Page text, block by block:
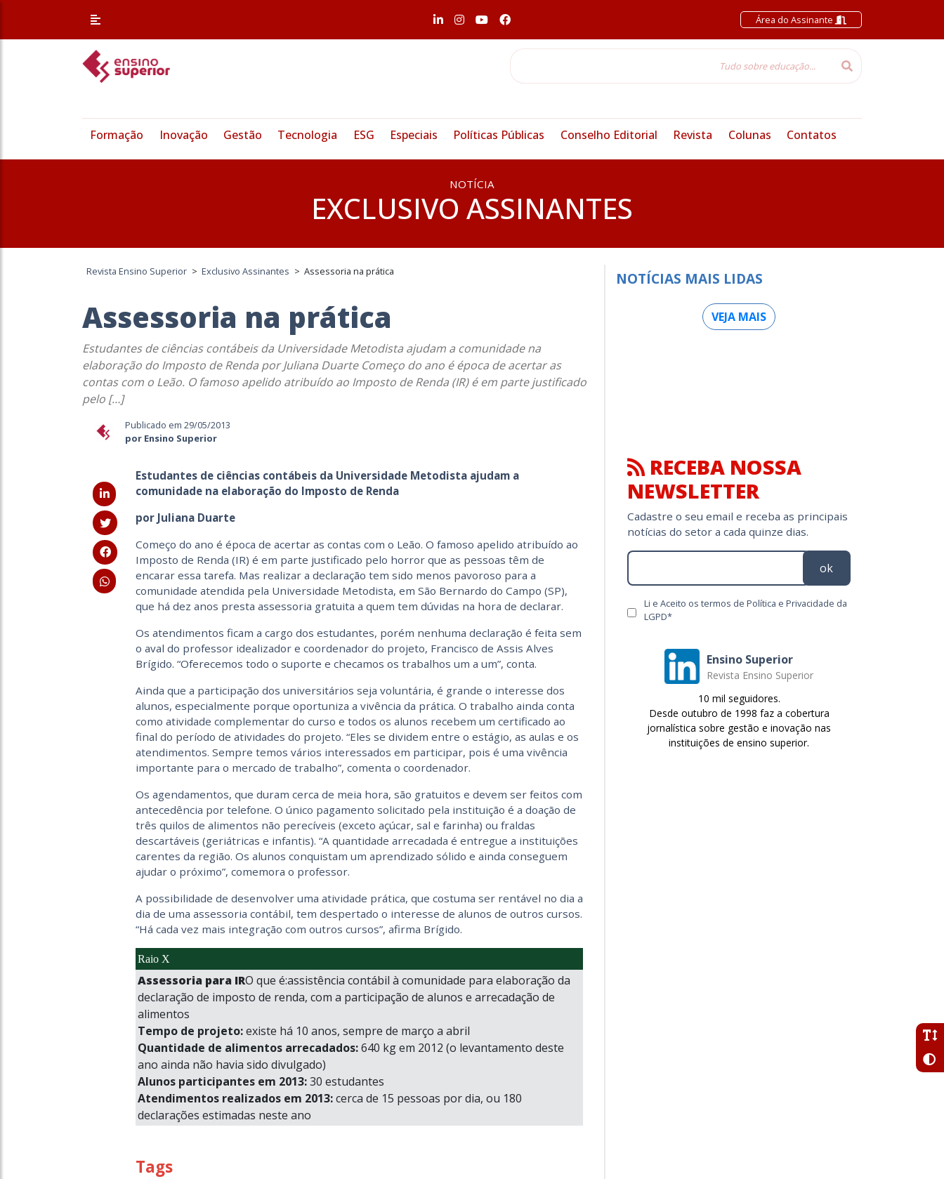
Área do Assinante
Formação Inovação Gestão Tecnologia ESG Especiais Políticas Públicas Conselho Editorial Revista Colunas Contatos
NOTÍCIA
EXCLUSIVO ASSINANTES
Revista Ensino Superior > Exclusivo Assinantes > Assessoria na prática
Assessoria na prática
Estudantes de ciências contábeis da Universidade Metodista ajudam a comunidade na
elaboração do Imposto de Renda por Juliana Duarte Começo do ano é época de acertar as
contas com o Leão. O famoso apelido atribuído ao Imposto de Renda (IR) é em parte justificado
pelo […]
Publicado em 29/05/2013
por Ensino Superior
Estudantes de ciências contábeis da Universidade Metodista ajudam a
comunidade na elaboração do Imposto de Renda
por Juliana Duarte
Começo do ano é época de acertar as contas com o Leão. O famoso apelido atribuído ao
Imposto de Renda (IR) é em parte justificado pelo horror que as pessoas têm de
encarar essa tarefa. Mas realizar a declaração tem sido menos pavoroso para a
comunidade atendida pela Universidade Metodista, em São Bernardo do Campo (SP),
que há dez anos presta assessoria gratuita a quem tem dúvidas na hora de declarar.
Os atendimentos ficam a cargo dos estudantes, porém nenhuma declaração é feita sem
o aval do professor idealizador e coordenador do projeto, Francisco de Assis Alves
Brígido. “Oferecemos todo o suporte e checamos os trabalhos um a um”, conta.
Ainda que a participação dos universitários seja voluntária, é grande o interesse dos
alunos, especialmente porque oportuniza a vivência da prática. O trabalho ainda conta
como atividade complementar do curso e todos os alunos recebem um certificado ao
final do período de atividades do projeto. “Eles se dividem entre o estágio, as aulas e os
atendimentos. Sempre temos vários interessados em participar, pois é uma vivência
importante para o mercado de trabalho”, comenta o coordenador.
Os agendamentos, que duram cerca de meia hora, são gratuitos e devem ser feitos com
antecedência por telefone. O único pagamento solicitado pela instituição é a doação de
três quilos de alimentos não perecíveis (exceto açúcar, sal e farinha) ou fraldas
descartáveis (geriátricas e infantis). “A quantidade arrecadada é entregue a instituições
carentes da região. Os alunos conquistam um aprendizado sólido e ainda conseguem
ajudar o próximo”, comemora o professor.
A possibilidade de desenvolver uma atividade prática, que costuma ser rentável no dia a
dia de uma assessoria contábil, tem despertado o interesse de alunos de outros cursos.
“Há cada vez mais integração com outros cursos”, afirma Brígido.
Raio X
Assessoria para IRO que é:assistência contábil à comunidade para elaboração da
declaração de imposto de renda, com a participação de alunos e arrecadação de
alimentos
Tempo de projeto:existe há 10 anos, sempre de março a abril
Quantidade de alimentos arrecadados:640 kg em 2012 (o levantamento deste
ano ainda não havia sido divulgado)
Alunos participantes em 2013:30 estudantes
Atendimentos realizados em 2013:cerca de 15 pessoas por dia, ou 180
declarações estimadas neste ano
Tags
NOTÍCIAS MAIS LIDAS
VEJA MAIS
RECEBA NOSSA
NEWSLETTER
Cadastre o seu email e receba as principais
notícias do setor a cada quinze dias.
ok
Li e Aceito os termos de Política e Privacidade da
LGPD*
Ensino Superior
Revista Ensino Superior
10 mil seguidores.
Desde outubro de 1998 faz a cobertura
jornalística sobre gestão e inovação nas
instituições de ensino superior.